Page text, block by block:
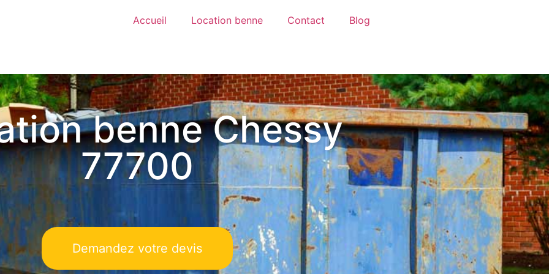
Accueil Location benne Contact Blog
benne Chessy
77700
Demandez votre devis